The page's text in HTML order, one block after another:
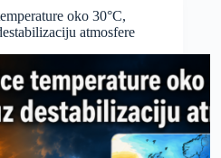
oko 30°C,
atmosfere